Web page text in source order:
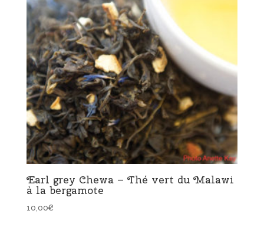
Earl grey Chewa – Thé vert du Malawi
à la bergamote
10,00€